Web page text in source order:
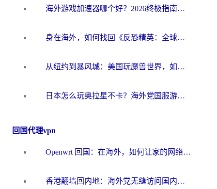
海外游戏加速器哪个好？2026终极指南帮你畅玩国服+解决卡顿难题
身在海外，如何找回《反恐精英：全球攻势》国服的丝滑手感？一份给你的终极指南
从纽约到暴风城：美国玩魔兽世界，如何找到你的最佳网络航线
日本怎么玩奥拉星不卡？海外党国服游戏加速器选择全攻略
回国代理vpn
Openwrt 回国：在海外，如何让家的网络触手可及
香港翻墙回内地：海外党无缝访问国内资源的加速器选择全攻略